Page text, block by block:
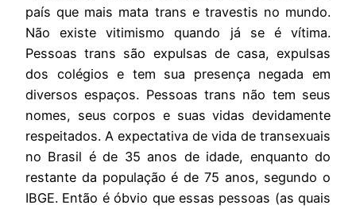
país que mais mata trans e travestis no mundo.
Não existe vitimismo quando já se é vítima.
Pessoas trans são expulsas de casa, expulsas
dos colégios e tem sua presença negada em
diversos espaços. Pessoas trans não tem seus
nomes, seus corpos e suas vidas devidamente
respeitados. A expectativa de vida de transexuais
no Brasil é de 35 anos de idade, enquanto do
restante da população é de 75 anos, segundo o
IBGE. Então é óbvio que essas pessoas (as quais